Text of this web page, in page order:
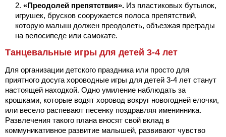
«Преодолей препятствия». Из пластиковых бутылок,
игрушек, брусков сооружается полоса препятствий,
которую малыш должен преодолеть, объезжая преграды
на велосипеде или самокате.
Танцевальные игры для детей 3-4 лет
Для организации детского праздника или просто для
приятного досуга хороводные игры для детей 3-4 лет станут
настоящей находкой. Одно умиление наблюдать за
крошками, которые водят хоровод вокруг новогодней елочки,
или весело распевают песенку поздравляя именинника.
Развлечения такого плана вносят свой вклад в
коммуникативное развитие малышей, развивают чувство